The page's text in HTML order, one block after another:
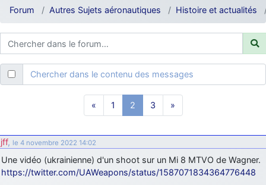
comprendre
d9pouces: ouakamois > si tu parles du sujet sur l'Armée de l'Air,
bien sûr que oui !
je suis un avion@,._,+: Bonjour je viens d'arriver il y a quelques
moi et quelques avions n'ont pas les mêmes noms qu'aujourd'hui
ouakamois: Bonjourà toutes et à tous.en espérantque ces
quelques images du Pays Basque vous auront plu ; Agur…
: Je me rattraperai à la Ferté samedi
fox_50: Bonjour, certains parmis vous étaient-ils présent au
meeting de Lann Bihoué de 2026 ?
cachée dans les pins
: Coucou et excellente année 2026 à tous et
Forum Autres Sujets aéronautiques Histoire et actualités
Chercher dans le contenu des messages
« 1 2 3 »
jff, le 4 novembre 2022 14:02
Une vidéo (ukrainienne) d'un shoot sur un Mi 8 MTVO de Wagner.
https://twitter.com/UAWeapons/status/1587071834364776448